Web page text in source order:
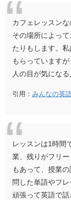
カフェレッスン
その場所によっ
たりもします。
もらっています
人の目が気にな
引用： みんなの英
レッスンは1時間
業、残りがフリ
もあって、授業
問した単語やフ
頑張って英語で